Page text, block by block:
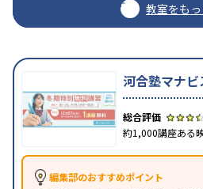
教室をも
河合塾マナビ
約1,000講座ある
編集部のおすすめポイント